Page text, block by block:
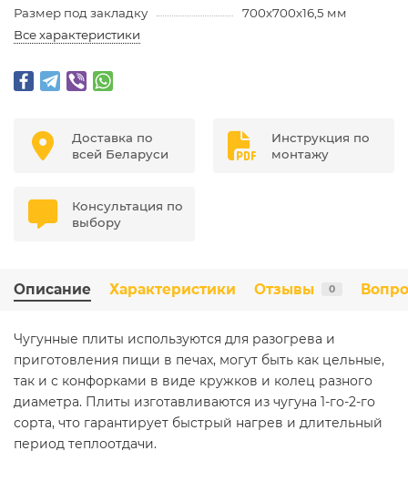
Размер под закладку
700х700х16,5 мм
Все характеристики
Доставка по
всей Беларуси
Инструкция по
монтажу
Консультация по
выбору
Описание Характеристики Отзывы 0
Чугунные плиты используются для разогрева и
приготовления пищи в печах, могут быть как цельные,
так и с конфорками в виде кружков и колец разного
диаметра. Плиты изготавливаются из чугуна 1-го-2-го
сорта, что гарантирует быстрый нагрев и длительный
период теплоотдачи.